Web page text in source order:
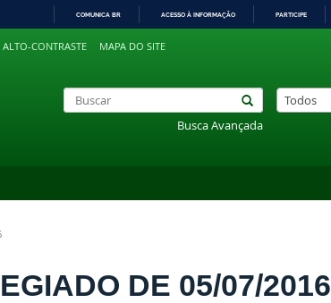
COMUNICA BR ACESSO À INFORMAÇÃO PARTICIPE
ALTO-CONTRASTE MAPA DO SITE
Busca Avançada
Todos
DE 05/07/2016